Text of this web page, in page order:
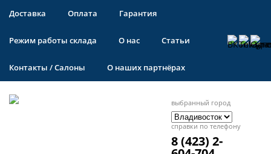
Доставка Оплата Гарантия
Режим работы склада О нас Статьи
Контакты / Салоны О наших партнёрах
выбранный город
справки по телефону
8 (423) 2-